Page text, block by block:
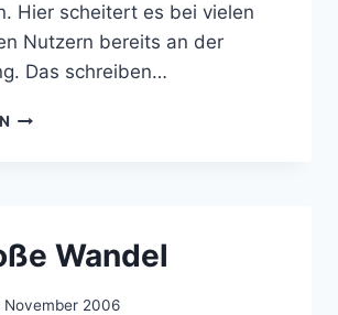
Hier scheitert es bei vielen
Nutzern bereits an der
Das schreiben…
WEBSEITEN
Wandel
November 2006